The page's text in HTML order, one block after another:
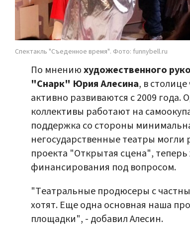
Спектакль "Съеденное время". Фото: funnybell.ru
По мнениюхудожественного
"Снарк" Юрия Алесина, в
активно развиваются с 2009 года.
коллективы работают на
поддержка со стороны
негосударственные театры могли
проекта "Открытая сцена",
финансирования под вопросом.
"Театральные продюсеры с
хотят. Еще одна основная наша
площадки", - добавил Алесин.